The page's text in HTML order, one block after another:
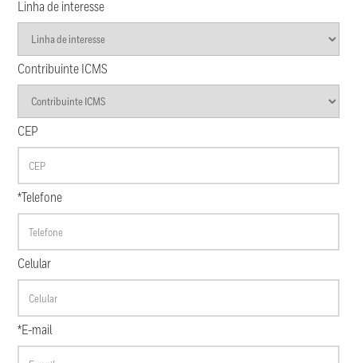
Linha de interesse
Contribuinte ICMS
CEP
*Telefone
Celular
*E-mail